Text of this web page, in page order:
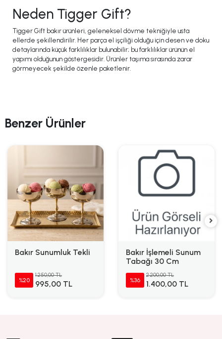
Neden Tigger Gift?
Tigger Gift bakır ürünleri, geleneksel dövme tekniğiyle usta
ellerde şekillendirilir. Her parça el işçiliği olduğu için desen ve doku
detaylarında küçük farklılıklar bulunabilir; bu farklılıklar ürünün el
yapımı olduğunun göstergesidir. Ürünler taşıma sırasında zarar
görmeyecek şekilde özenle paketlenir.
Benzer Ürünler
Bakır Sunumluk Tekli
%20
1.250,00 TL
995,00 TL
Bakır İşlemeli Sunum
Tabağı 30 Cm
%36
2.200,00 TL
1.400,00 TL